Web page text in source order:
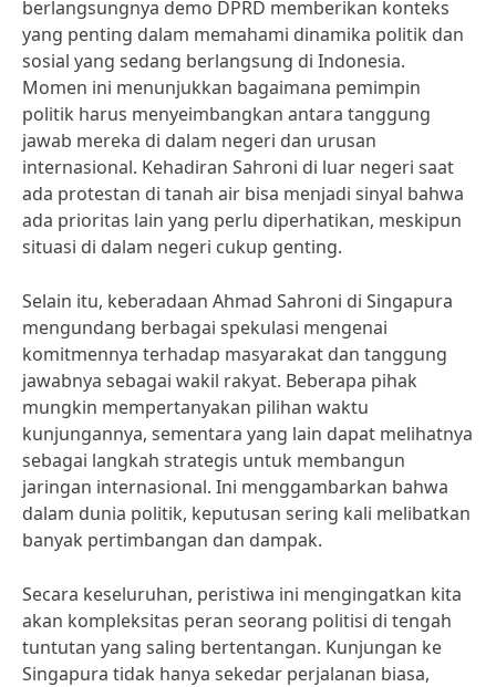
berlangsungnya demo DPRD memberikan konteks
yang penting dalam memahami dinamika politik dan
sosial yang sedang berlangsung di Indonesia.
Momen ini menunjukkan bagaimana pemimpin
politik harus menyeimbangkan antara tanggung
jawab mereka di dalam negeri dan urusan
internasional. Kehadiran Sahroni di luar negeri saat
ada protestan di tanah air bisa menjadi sinyal bahwa
ada prioritas lain yang perlu diperhatikan, meskipun
situasi di dalam negeri cukup genting.
Selain itu, keberadaan Ahmad Sahroni di Singapura
mengundang berbagai spekulasi mengenai
komitmennya terhadap masyarakat dan tanggung
jawabnya sebagai wakil rakyat. Beberapa pihak
mungkin mempertanyakan pilihan waktu
kunjungannya, sementara yang lain dapat melihatnya
sebagai langkah strategis untuk membangun
jaringan internasional. Ini menggambarkan bahwa
dalam dunia politik, keputusan sering kali melibatkan
banyak pertimbangan dan dampak.
Secara keseluruhan, peristiwa ini mengingatkan kita
akan kompleksitas peran seorang politisi di tengah
tuntutan yang saling bertentangan. Kunjungan ke
Singapura tidak hanya sekedar perjalanan biasa,